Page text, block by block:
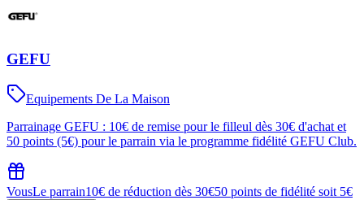
GEFU
Equipements De La Maison
Parrainage GEFU : 10€ de remise pour le filleul dès 30€ d'achat et
50 points (5€) pour le parrain via le programme fidélité GEFU Club.
VousLe parrain10€ de réduction dès 30€50 points de fidélité soit 5€